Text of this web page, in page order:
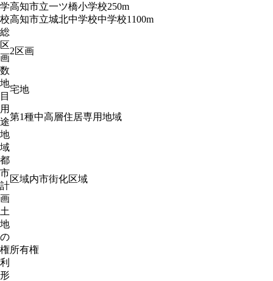
学
校
高知市立一ツ橋小学校250m
高知市立城北中学校中学校1100m
総
区
画
数
2区画
地
目
宅地
用
途
地
域
第1種中高層住居専用地域
都
市
計
画
区域内市街化区域
土
地
の
権
利
形
所有権